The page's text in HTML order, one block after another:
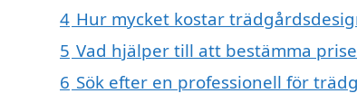
4 Hur mycket kostar
5 Vad hjälper till att bestämma
6 Sök efter en professionell för